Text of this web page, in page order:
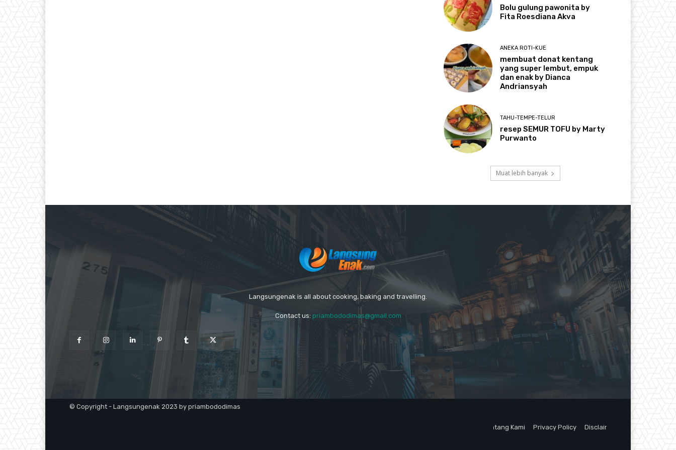
Bolu gulung pawonita by
Fita Roesdiana Akva
ANEKA ROTI-KUE
membuat donat kentang
yang super lembut, empuk
dan enak by Dianca
Andriansyah
TAHU-TEMPE-TELUR
resep SEMUR TOFU by Marty
Purwanto
Muat lebih banyak
Langsungenak is all about cooking, baking and travelling.
Contact us: priambododimas@gmail.com
© Copyright - Langsungenak 2023 by priambododimas
Tentang Kami Privacy Policy Disclaimer